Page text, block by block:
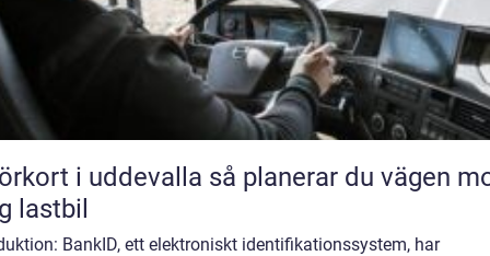
i uddevalla så planerar du vägen mot
lastbil
BankID, ett elektroniskt identifikationssystem, har